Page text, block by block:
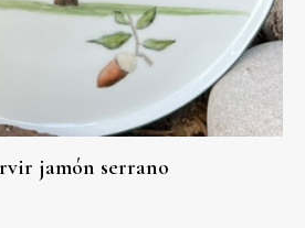
jamón serrano